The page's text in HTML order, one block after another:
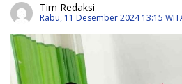
Tim Redaksi
Rabu, 11 Desember 2024 13:15